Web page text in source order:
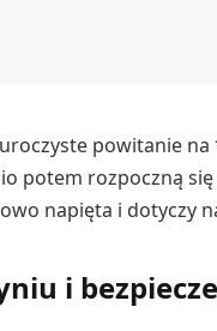
powitanie na
potem rozpoczną
napięta i dotyczy
i